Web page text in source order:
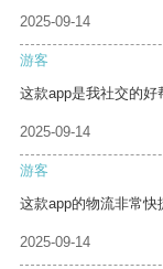
2025-09-14
游客
这款app是我社交的好
2025-09-14
游客
这款app的物流非常快
2025-09-14